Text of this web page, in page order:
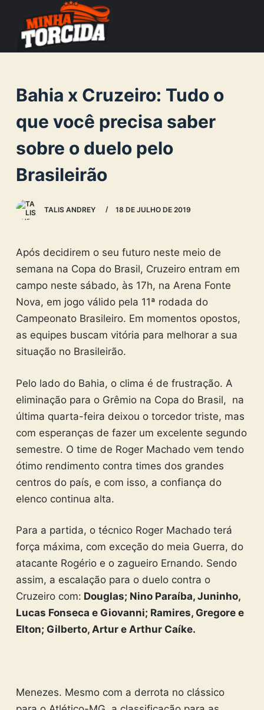
o
n
e
Bahia x Cruzeiro: Tudo o
que você precisa saber
sobre o duelo pelo
Brasileirão
TALIS ANDREY 18 DE JULHO DE 2019
Após decidirem o seu futuro neste meio de
semana na Copa do Brasil, Cruzeiro entram em
campo neste sábado, às 17h, na Arena Fonte
Nova, em jogo válido pela 11ª rodada do
Campeonato Brasileiro. Em momentos opostos,
as equipes buscam vitória para melhorar a sua
situação no Brasileirão.
Pelo lado do Bahia, o clima é de frustração. A
eliminação para o Grêmio na Copa do Brasil, na
última quarta-feira deixou o torcedor triste, mas
com esperanças de fazer um excelente segundo
semestre. O time de Roger Machado vem tendo
ótimo rendimento contra times dos grandes
centros do país, e com isso, a confiança do
elenco continua alta.
Para a partida, o técnico Roger Machado terá
força máxima, com exceção do meia Guerra, do
atacante Rogério e o zagueiro Ernando. Sendo
assim, a escalação para o duelo contra o
Cruzeiro com: Douglas; Nino Paraíba, Juninho,
Lucas Fonseca e Giovanni; Ramires, Gregore e
Elton; Gilberto, Artur e Arthur Caíke.
Menezes. Mesmo com a derrota no clássico